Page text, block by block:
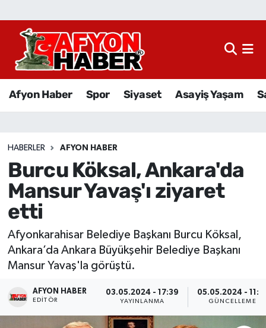
Afyon Haber Spor Siyaset Asayiş Yaşam
HABERLER AFYON HABER
Burcu Köksal, Ankara'da
Mansur Yavaş'ı ziyaret
etti
Afyonkarahisar Belediye Başkanı Burcu Köksal,
Ankara’da Ankara Büyükşehir Belediye Başkanı
Mansur Yavaş'la görüştü.
AFYON HABER
EDITÖR
03.05.2024 - 17:39
YAYINLANMA
05.05.2024 -
GÜNCELLEME
Afyon Haber
Sağlık
Eğitim
Ekonomi
Magazin
Etkinlikler